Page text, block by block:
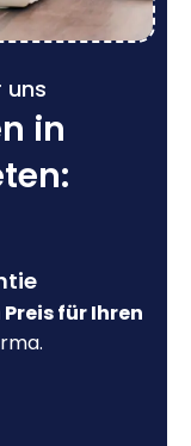
uns
in
für Ihren